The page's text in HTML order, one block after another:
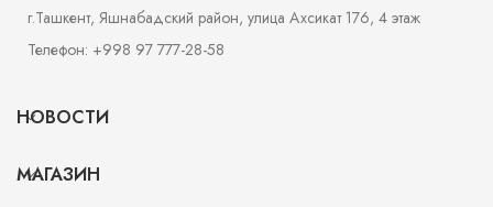
г.Ташкент, Яшнабадский район, улица Ахсикат 176, 4 этаж
Телефон: +998 97 777-28-58
НОВОСТИ
МАГАЗИН